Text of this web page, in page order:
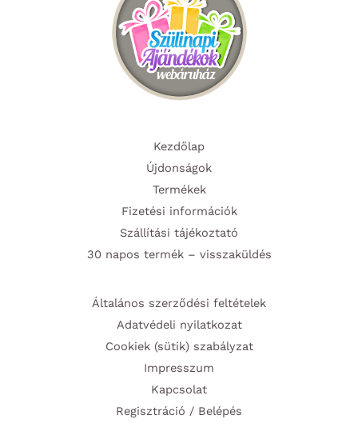
Kezdőlap
Újdonságok
Termékek
Fizetési információk
Szállítási tájékoztató
30 napos termék – visszaküldés
Általános szerződési feltételek
Adatvédeli nyilatkozat
Cookiek (sütik) szabályzat
Impresszum
Kapcsolat
Regisztráció / Belépés